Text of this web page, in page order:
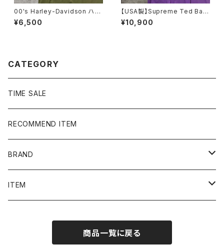
00's Harley-Davidson ハー
レーダビッドソン 両面プリン
ト イーグル コピーライト200
¥6,500
【USA製】Supreme Ted Bafa
loukos “1970s Kids Photo
シュプリーム グラフィック フ
¥10,900
CATEGORY
TIME SALE
RECOMMEND ITEM
BRAND
NIKE
ITEM
商品一覧に戻る